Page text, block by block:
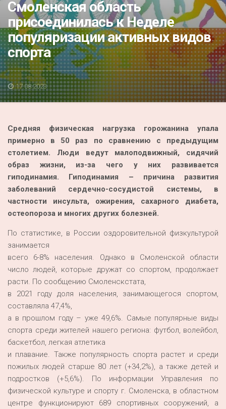
К 70-летию районного Дома культуры
Конкурс
Люди родного края
Национальные проекты
Память
Перепись — 2020
Смоленская область
присоединилась к Неделе
популяризации активных видов
спорта
17.08.2023
Средняя физическая нагрузка горожанина упала
примерно в 50 раз по сравнению с предыдущим
столетием. Люди ведут малоподвижный, сидячий
образ жизни, из-за чего у них развивается
гиподинамия. Гиподинамия – причина развития
заболеваний сердечно-сосудистой системы, в
частности инсульта, ожирения, сахарного диабета,
остеопороза и многих других болезней.
По статистике, в России оздоровительной физкультурой
занимается
всего 6-8% населения. Однако в Смоленской области
число людей, которые дружат со спортом, продолжает
расти. По сообщению Смоленскстата,
в 2021 году доля населения, занимающегося спортом,
составляла 47,4%,
а в прошлом году – уже 49,6%. Самые популярные виды
спорта среди жителей нашего региона: футбол, волейбол,
баскетбол, легкая атлетика
и плавание. Также популярность спорта растет и среди
пожилых людей старше 80 лет (+34,2%), а также детей и
подростков (+5,6%). По информации Управления по
физической культуре и спорту г. Смоленска, в областном
центре функционируют 689 спортивных сооружений, а